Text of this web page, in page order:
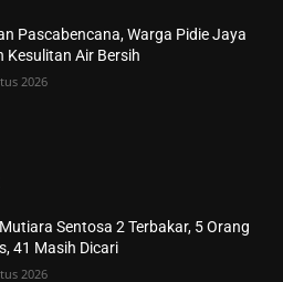
Pascabencana, Warga Pidie Jaya
Kesulitan Air Bersih
2026
Sentosa 2 Terbakar, 5 Orang
41 Masih Dicari
2026